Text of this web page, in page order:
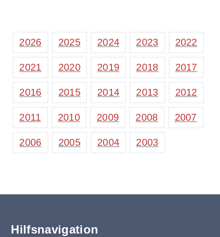
2026 2025 2024 2023 2022
2021 2020 2019 2018 2017
2016 2015 2014 2013 2012
2011 2010 2009 2008 2007
2006 2005 2004 2003
Hilfsnavigation